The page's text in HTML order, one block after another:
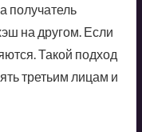
получатель
на другом. Если
Такой подход
третьим лицам и